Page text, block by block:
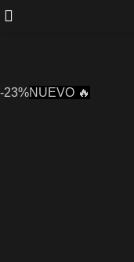
-23%NUEVO 🔥